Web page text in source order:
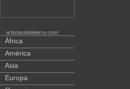
artistasdelatierra.com:
África
América
Asia
Europa